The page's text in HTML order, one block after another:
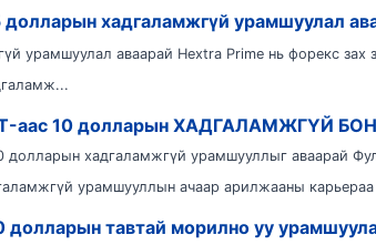
хадгаламжгүй урамшуулал
урамшуулал аваарай Hextra Prime нь форекс зах
аас 10 долларын ХАДГАЛАМЖГҮЙ
долларын хадгаламжгүй урамшууллыг аваарай
урамшууллын ачаар арилжааны карьераа
долларын тавтай морилно уу